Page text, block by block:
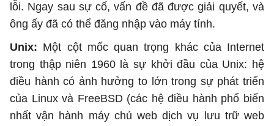
lỗi. Ngay sau sự cố, vấn đề đã được giải quyết, và
ông ấy đã có thể đăng nhập vào máy tính.
Unix: Một cột mốc quan trọng khác của Internet
trong thập niên 1960 là sự khởi đầu của Unix: hệ
điều hành có ảnh hưởng to lớn trong sự phát triển
của Linux và FreeBSD (các hệ điều hành phổ biến
nhất vận hành máy chủ web dịch vụ lưu trữ web